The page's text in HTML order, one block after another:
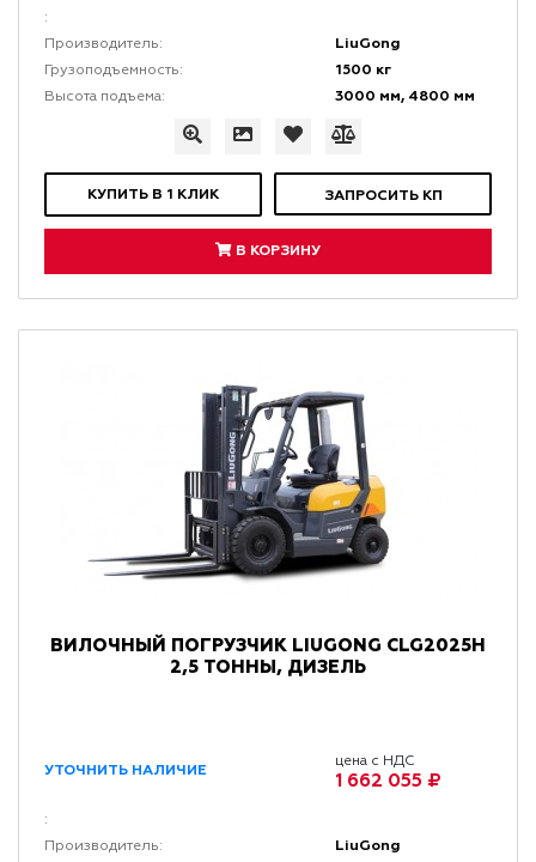
:
Производитель:
LiuGong
Грузоподъемность: 1500 кг
Высота подъема: 3000 мм, 4800 мм
КУПИТЬ В 1 КЛИК ЗАПРОСИТЬ КП
В КОРЗИНУ
ВИЛОЧНЫЙ ПОГРУЗЧИК LIUGONG CLG2025H
2,5 ТОННЫ, ДИЗЕЛЬ
УТОЧНИТЬ НАЛИЧИЕ
цена с НДС
1 662 055 ₽
:
Производитель:
LiuGong